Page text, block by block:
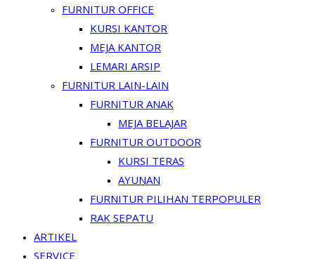
FURNITUR OFFICE
KURSI KANTOR
MEJA KANTOR
LEMARI ARSIP
FURNITUR LAIN-LAIN
FURNITUR ANAK
MEJA BELAJAR
FURNITUR OUTDOOR
KURSI TERAS
AYUNAN
FURNITUR PILIHAN TERPOPULER
RAK SEPATU
ARTIKEL
SERVICE